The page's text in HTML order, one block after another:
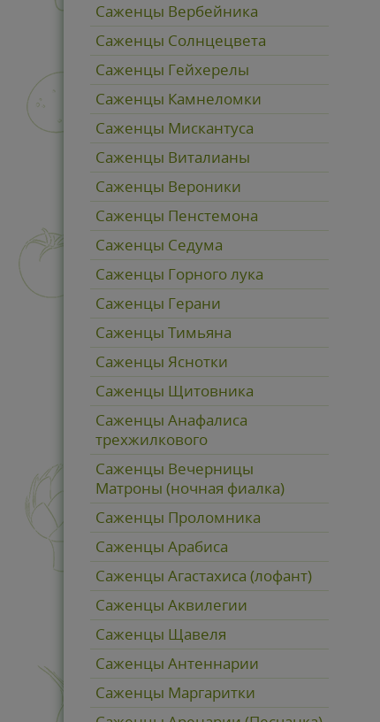
Саженцы Вербейника
Саженцы Солнцецвета
Саженцы Гейхерелы
Саженцы Камнеломки
Саженцы Мискантуса
Саженцы Виталианы
Саженцы Вероники
Саженцы Пенстемона
Саженцы Седума
Саженцы Горного лука
Cаженцы Герани
Саженцы Тимьяна
Саженцы Яснотки
Саженцы Щитовника
Саженцы Анафалиса
трехжилкового
Саженцы Вечерницы
Матроны (ночная фиалка)
Саженцы Проломника
Саженцы Арабиса
Саженцы Агастахиса (лофант)
Саженцы Аквилегии
Саженцы Щавеля
Саженцы Антеннарии
Саженцы Маргаритки